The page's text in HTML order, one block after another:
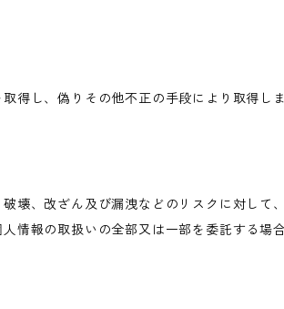
得し、偽りその他不正の手段により取得しま
壊、改ざん及び漏洩などのリスクに対し
情報の取扱いの全部又は一部を委託する